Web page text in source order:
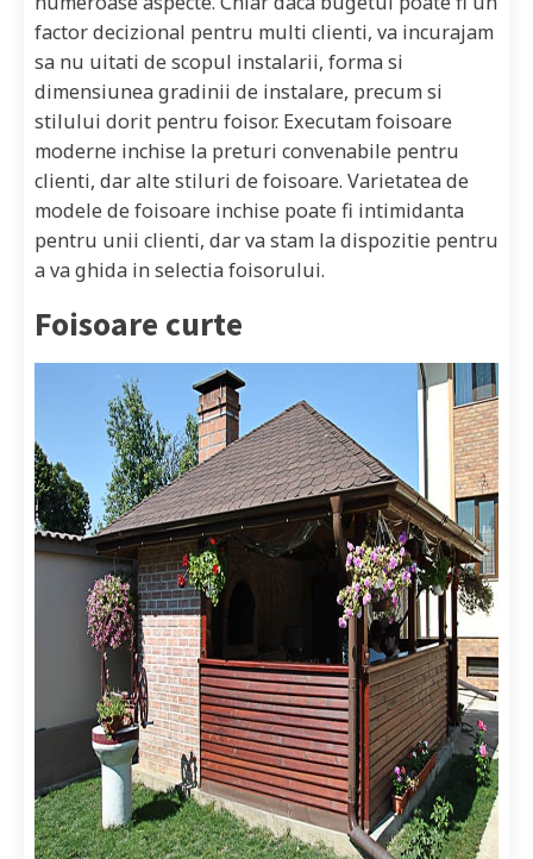
factor decizional pentru multi clienti, va incurajam
sa nu uitati de scopul instalarii, forma si
dimensiunea gradinii de instalare, precum si
stilului dorit pentru foisor. Executam foisoare
moderne inchise la preturi convenabile pentru
clienti, dar alte stiluri de foisoare. Varietatea de
modele de foisoare inchise poate fi intimidanta
pentru unii clienti, dar va stam la dispozitie pentru
a va ghida in selectia foisorului.
Foisoare curte